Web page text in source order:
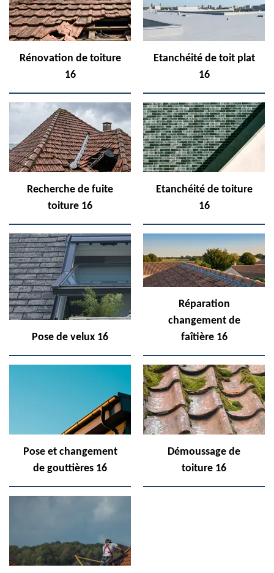
Rénovation de toiture
16
Etanchéité de toit plat
16
Recherche de fuite
toiture 16
Etanchéité de toiture
16
Pose de velux 16
Réparation
changement de
faîtière 16
Pose et changement
de gouttières 16
Démoussage de
toiture 16